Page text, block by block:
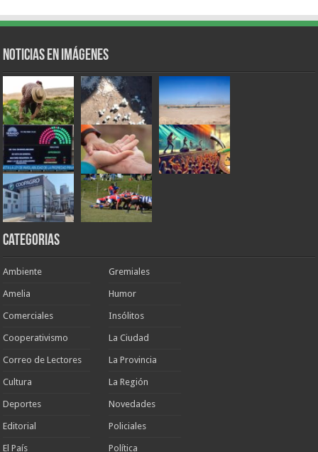
Noticias en Imágenes
Categorias
Ambiente
Amelia
Comerciales
Cooperativismo
Correo de Lectores
Cultura
Deportes
Editorial
El País
Gremiales
Humor
Insólitos
La Ciudad
La Provincia
La Región
Novedades
Policiales
Política